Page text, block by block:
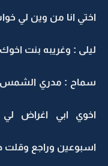
اختي انا من وين لي
ليلى : وغريبه بنت
سماح : مدري الشمس
اخوي ابي اغراض لي
اسبوعين وراجع وقلت